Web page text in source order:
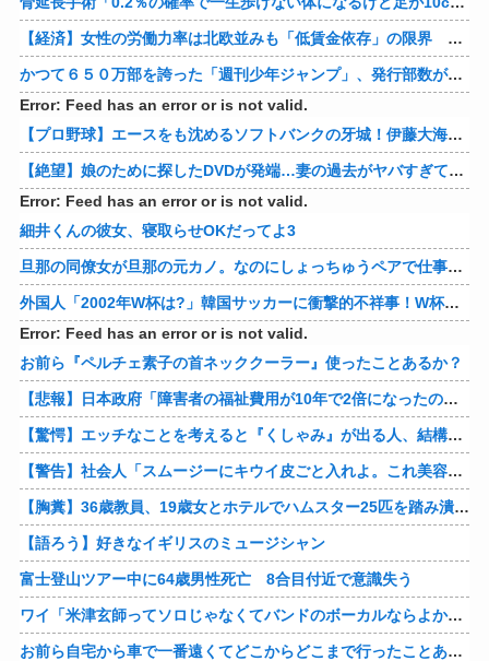
【経済】女性の労働力率は北欧並みも「低賃金依存」の限界 団塊世代の完全引退で、企業が迫られる“最後の選択”
かつて６５０万部を誇った「週刊少年ジャンプ」、発行部数が初の100万部割れ
Error: Feed has an error or is not valid.
【プロ野球】エースをも沈めるソフトバンクの牙城！伊藤大海の対ホークス防御率から見るパリーグの厳しさ
【絶望】娘のために探したDVDが発端…妻の過去がヤバすぎてメンタル崩壊ｗｗｗｗ 他
Error: Feed has an error or is not valid.
細井くんの彼女、寝取らせOKだってよ3
旦那の同僚女が旦那の元カノ。なのにしょっちゅうペアで仕事してて遅くまで残業したり二人で出張に行ったり。なんで「今度の出張は一人で行く」って嘘つくのかな
外国人「2002年W杯は?」韓国サッカーに衝撃的不祥事！W杯予選でレフリーへの性的接待発覚！海外騒然！【海外の反応】
Error: Feed has an error or is not valid.
お前ら『ペルチェ素子の首ネッククーラー』使ったことあるか？
【悲報】日本政府「障害者の福祉費用が10年で2倍になったので抑制します」
【驚愕】エッチなことを考えると『くしゃみ』が出る人、結構いると判明
【警告】社会人「スムージーにキウイ皮ごと入れよ。これ美容にいいんだよね〜」→ 結果…
【胸糞】36歳教員、19歳女とホテルでハムスター25匹を踏み潰すなどして逮捕
【語ろう】好きなイギリスのミュージシャン
富士登山ツアー中に64歳男性死亡 8合目付近で意識失う
ワイ「米津玄師ってソロじゃなくてバンドのボーカルならよかったよね」
お前ら自宅から車で一番遠くてどこからどこまで行ったことある？